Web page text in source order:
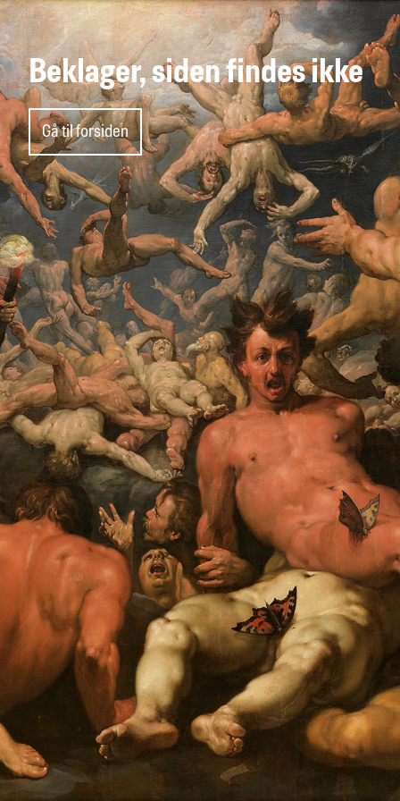
Beklager, siden findes ikke
Gå til forsiden